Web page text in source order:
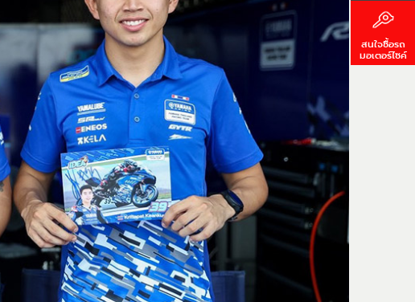
สนใจซื้อรถ
มอเตอร์ไซค์